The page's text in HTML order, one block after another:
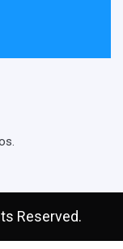
Reserved.